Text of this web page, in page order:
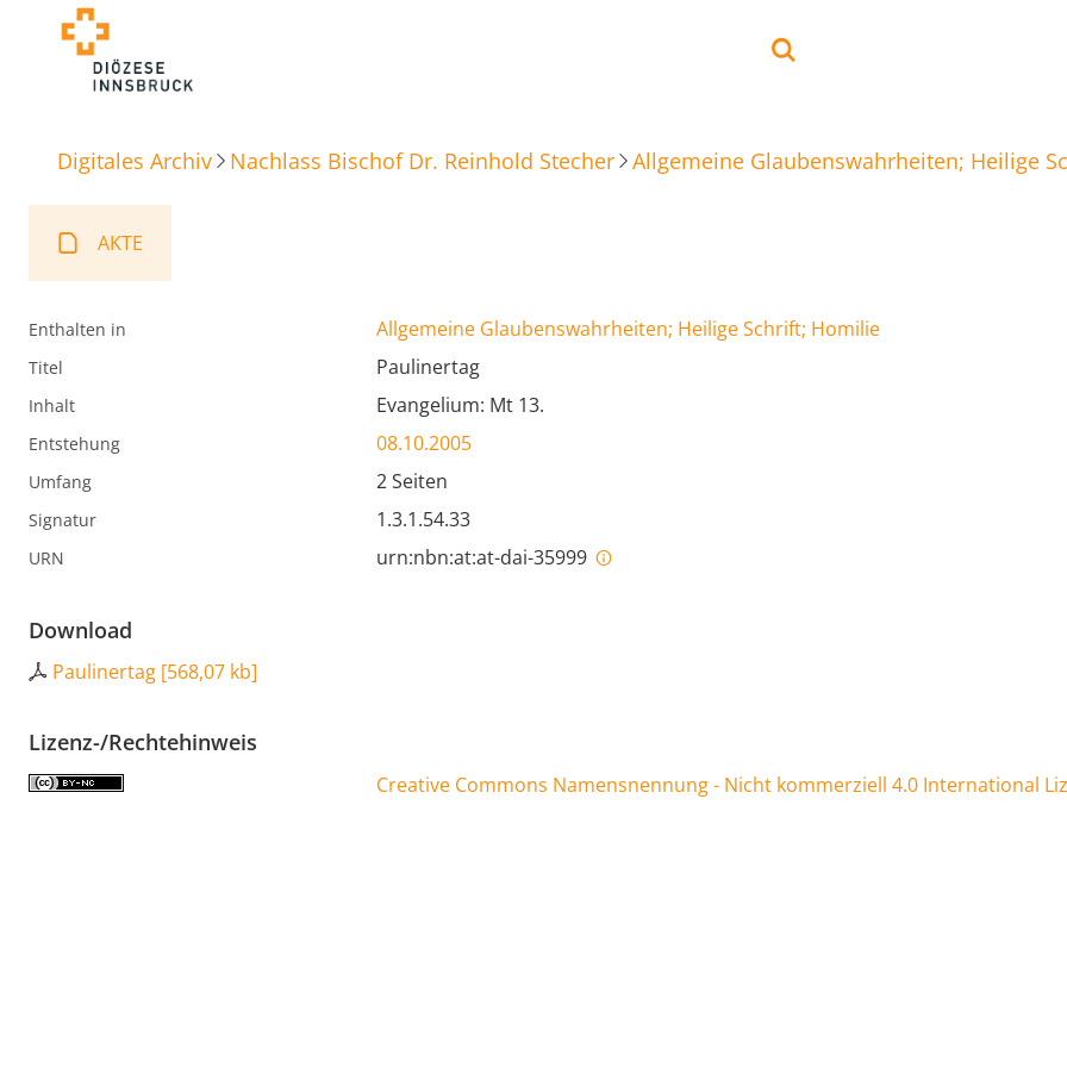
Digitales Archiv Nachlass Bischof Dr. Reinhold Stecher Allgemeine Glaubenswahrheiten; Heilige
AKTE
Enthalten in Allgemeine Glaubenswahrheiten; Heilige Schrift; Homilie
Titel Paulinertag
Inhalt Evangelium: Mt 13.
Entstehung 08.10.2005
Umfang 2 Seiten
Signatur 1.3.1.54.33
URN urn:nbn:at:at-dai-35999
Download
Paulinertag [568,07 kb]
Lizenz-/Rechtehinweis
Creative Commons Namensnennung - Nicht kommerziell 4.0 International